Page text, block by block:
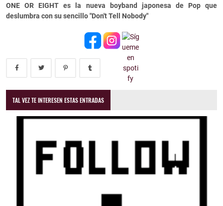
ONE OR EIGHT es la nueva boyband japonesa de Pop que
deslumbra con su sencillo "Don't Tell Nobody"
TAL VEZ TE INTERESEN ESTAS ENTRADAS